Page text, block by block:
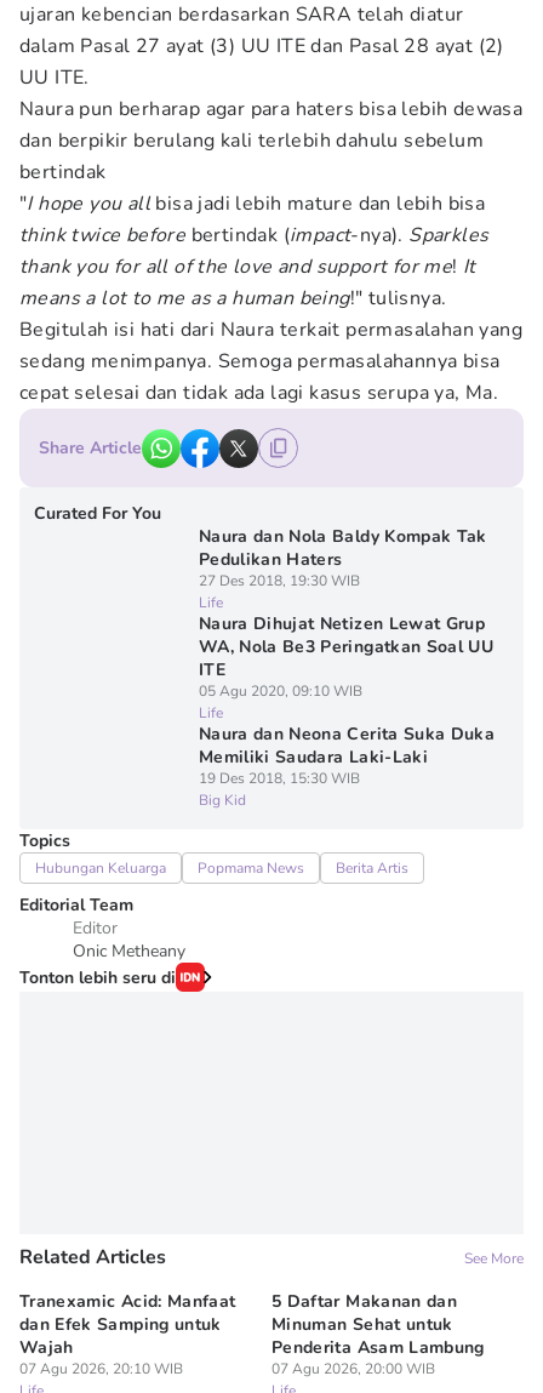
ujaran kebencian berdasarkan SARA telah diatur
dalam Pasal 27 ayat (3) UU ITE dan Pasal 28 ayat (2)
UU ITE.
Naura pun berharap agar para haters bisa lebih dewasa
dan berpikir berulang kali terlebih dahulu sebelum
bertindak
"I hope you allbisa jadi lebih mature dan lebih bisa
think twice before bertindak (impact-nya). Sparkles
thank you for all of the love and support for me! It
means a lot to me as a human being!" tulisnya.
Begitulah isi hati dari Naura terkait permasalahan yang
sedang menimpanya. Semoga permasalahannya bisa
cepat selesai dan tidak ada lagi kasus serupa ya, Ma.
Share Article
Curated For You
Naura dan Nola Baldy Kompak Tak
Pedulikan Haters
27 Des 2018, 19:30 WIB
Life
Naura Dihujat Netizen Lewat Grup
WA, Nola Be3 Peringatkan Soal UU
ITE
05 Agu 2020, 09:10 WIB
Life
Naura dan Neona Cerita Suka Duka
Memiliki Saudara Laki-Laki
19 Des 2018, 15:30 WIB
Big Kid
Topics
Hubungan Keluarga Popmama News Berita Artis
Editorial Team
Editor
Onic Metheany
Tonton lebih seru di
Related Articles See More
Tranexamic Acid: Manfaat
dan Efek Samping untuk
Wajah
07 Agu 2026, 20:10 WIB
5 Daftar Makanan dan
Minuman Sehat untuk
Penderita Asam Lambung
07 Agu 2026, 20:00 WIB